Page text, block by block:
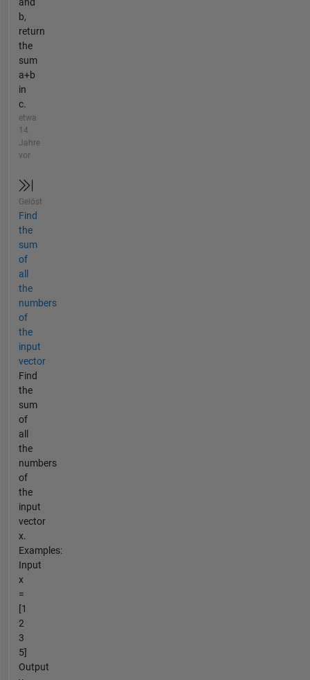
b,
return
the
sum
a+b
in
c.
etwa
14
Jahre
vor
Gelöst
Find
the
sum
of
all
the
numbers
of
the
input
vector
Find
the
sum
of
all
the
numbers
of
the
input
vector
x.
Examples:
Input
x
=
[1
2
3
5]
Output